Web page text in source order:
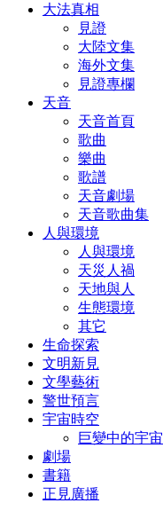
大法真相
見證
大陸文集
海外文集
見證專欄
天音
天音首頁
歌曲
樂曲
歌譜
天音劇場
天音歌曲集
人與環境
人與環境
天災人禍
天地與人
生態環境
其它
生命探索
文明新見
文學藝術
警世預言
宇宙時空
巨變中的宇宙
劇場
書籍
正見廣播